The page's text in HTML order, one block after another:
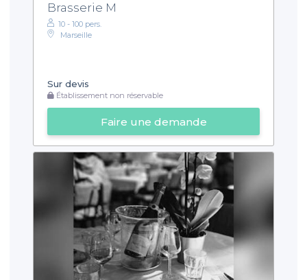
Brasserie M
10 - 100 pers.
Marseille
Sur devis
Établissement non réservable
Faire une demande